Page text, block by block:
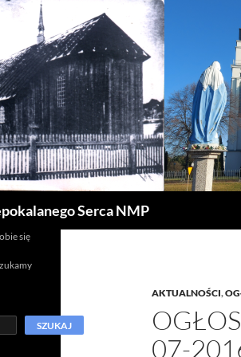
Serca NMP
AKTUALNOŚCI,
07-
się
SZUKAJ